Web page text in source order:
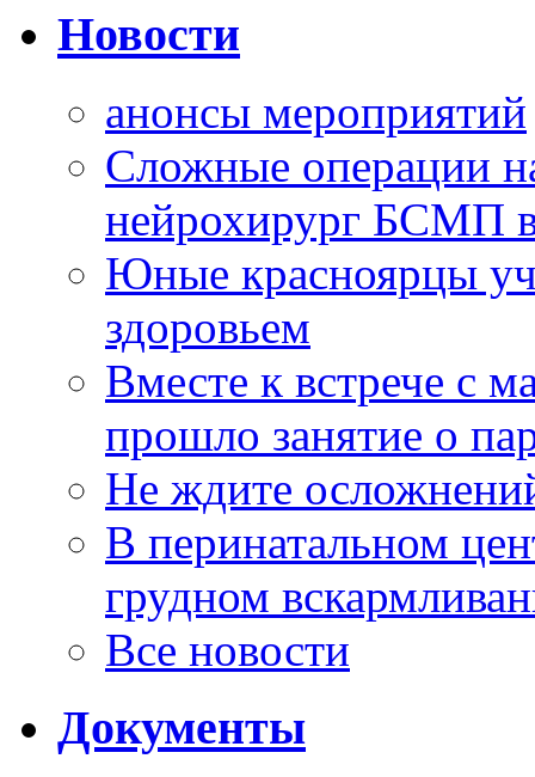
Новости
анонсы мероприятий
Сложные операции
нейрохирург БСМП
Юные красноярцы
здоровьем
Вместе к встрече с
прошло занятие о
Не ждите
В перинатальном
грудном
Все новости
Документы